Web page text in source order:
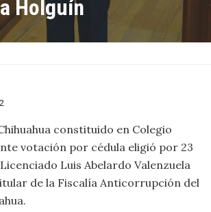
Holguín
constituido en Colegio
votación por cédula eligió por 23
Luis Abelardo Valenzuela
de la Fiscalía Anticorrupción del